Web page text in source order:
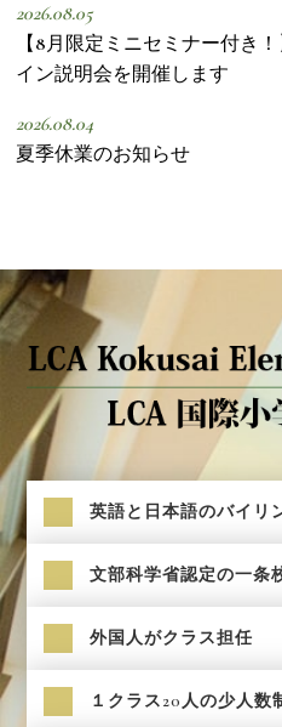
2026.08.05
【8月限定ミニセミナー付き
イン説明会を開催します
2026.08.04
夏季休業のお知らせ
英語と日本語のバイリ
文部科学省認定の一条
外国人がクラス担任
１クラス20人の少人数